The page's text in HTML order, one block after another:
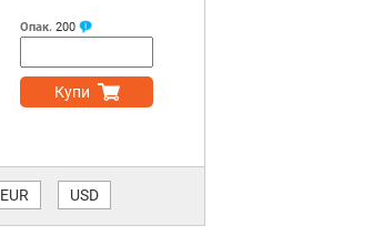
Опак. 200
Купи
EUR USD